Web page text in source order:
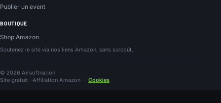
Publier un event
BOUTIQUE
Shop Amazon
Soutenez le site via nos liens Amazon, sans surcoût.
© 2026 Airsoftnation
Site gratuit · Affiliation Amazon · Cookies